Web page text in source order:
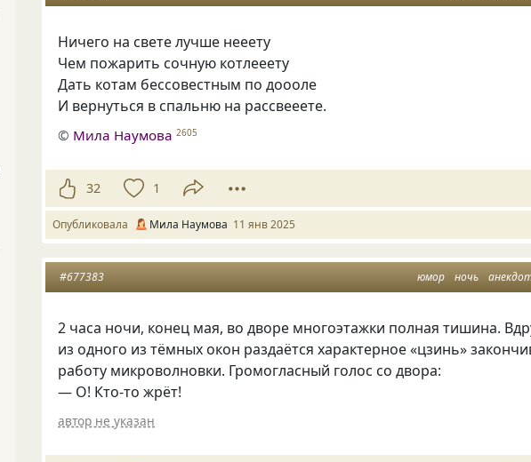
Ничего на свете лучше нееету
Чем пожарить сочную котлееету
Дать котам бессовестным по доооле
И вернуться в спальню на рассвееете.
© Мила Наумова 2605
32 1
Опубликовала Мила Наумова 11 янв 2025
юмор ночь
#677383
2 часа ночи, конец мая, во дворе многоэтажки полная тишина.
из одного из тёмных окон раздаётся характерное«цзинь»
работу микроволновки. Громогласный голос со двора:
— О! Кто-то жрёт!
автор не указан